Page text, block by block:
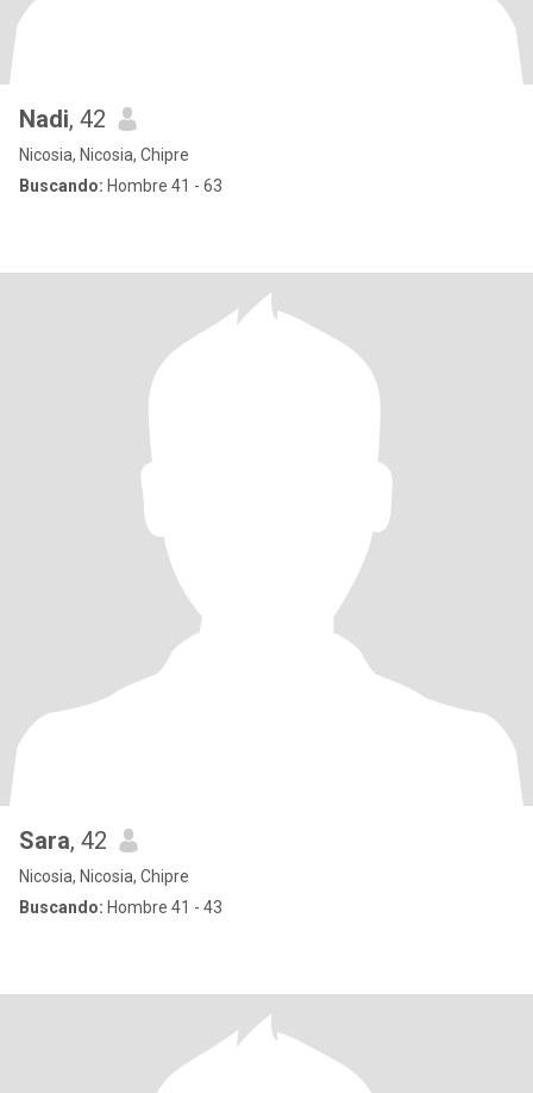
Nadi, 42
Nicosia, Nicosia, Chipre
Buscando: Hombre 41 - 63
Sara, 42
Nicosia, Nicosia, Chipre
Buscando: Hombre 41 - 43